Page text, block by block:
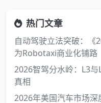
热门文章
自动驾驶立法突破：《
为Robotaxi商业化铺路
2026智驾分水岭：L3
真相
2026年美国汽车市场